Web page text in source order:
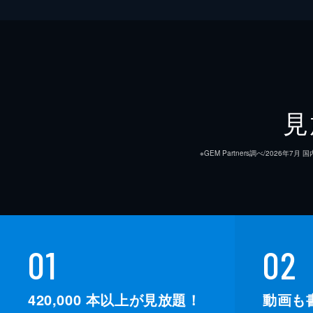
※GEM Partners調べ/2026年7⽉ 国
01
420,000 本以上が見放題！
02
動画も